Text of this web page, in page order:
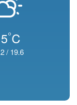
°C
/ 19.6